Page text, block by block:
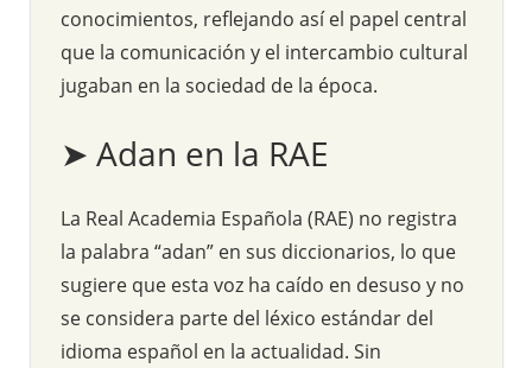
conocimientos, reflejando así el papel central
que la comunicación y el intercambio cultural
jugaban en la sociedad de la época.
➤ Adan en la RAE
La Real Academia Española (RAE) no registra
la palabra “adan” en sus diccionarios, lo que
sugiere que esta voz ha caído en desuso y no
se considera parte del léxico estándar del
idioma español en la actualidad. Sin